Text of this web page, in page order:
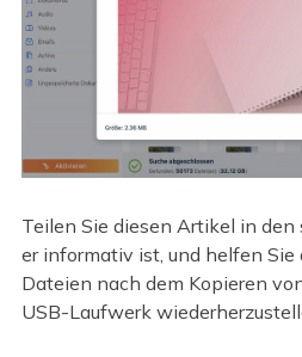
Teilen Sie diesen Artikel in
er informativ ist, und helfen Sie
Dateien nach dem Kopieren
USB-Laufwerk